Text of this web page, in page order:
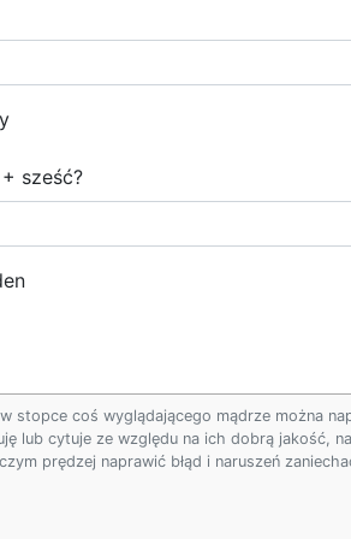
sześć?
stopce coś wyglądającego mądrze można
lub cytuje ze względu na ich dobrą jakość,
prędzej naprawić błąd i naruszeń